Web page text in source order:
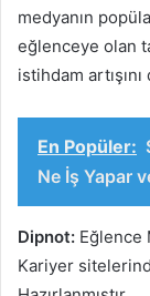
medyanın
eğlenceye olan
istihdam
En Popüler:
Ne İş Yapar
Dipnot: Eğlence
Kariyer